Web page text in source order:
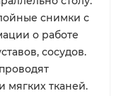
снимки с
о работе
сосудов.
мягких тканей.